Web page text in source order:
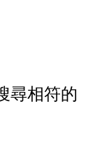
尋相符的